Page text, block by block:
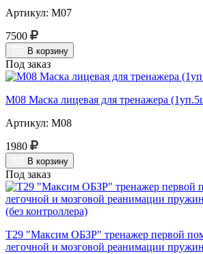
Артикул: М07
7500
В корзину
Под заказ
М08 Маска лицевая для тренажера
Артикул: М08
1980
В корзину
Под заказ
Т29 "Максим ОБЗР" тренажер первой
легочной и мозговой реанимации